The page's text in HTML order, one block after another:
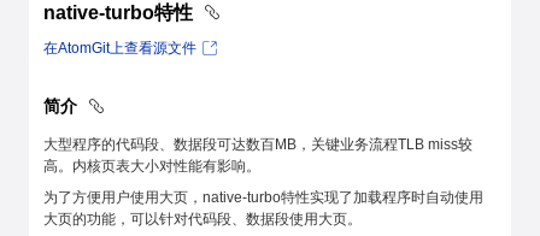
native-turbo特性
在AtomGit上查看源文件
简介
大型程序的代码段、数据段可达数百MB，关键业务流程TLB miss较
高。内核页表大小对性能有影响。
为了方便用户使用大页，native-turbo特性实现了加载程序时自动使用
大页的功能，可以针对代码段、数据段使用大页。